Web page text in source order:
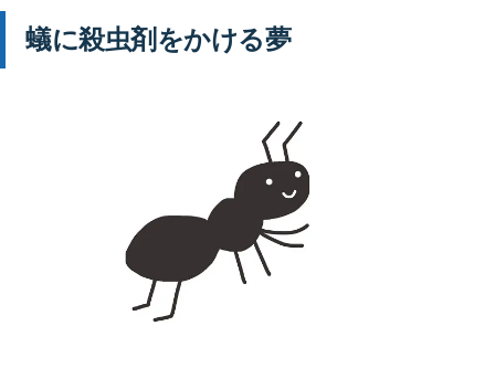
蟻に殺虫剤をかける夢